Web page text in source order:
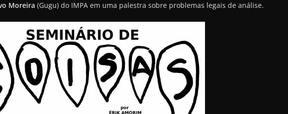
Moreira (Gugu) do IMPA em uma palestra sobre problemas legais de análise.